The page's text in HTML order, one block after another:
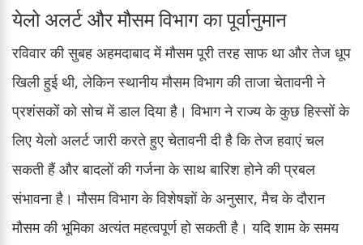
येलो अलर्ट और मौसम विभाग का पूर्वानुमान
रविवार की सुबह अहमदाबाद में मौसम पूरी तरह साफ था और तेज धूप
खिली हुई थी, लेकिन स्थानीय मौसम विभाग की ताजा चेतावनी ने
प्रशंसकों को सोच में डाल दिया है। विभाग ने राज्य के कुछ हिस्सों के
लिए येलो अलर्ट जारी करते हुए चेतावनी दी है कि तेज हवाएं चल
सकती हैं और बादलों की गर्जना के साथ बारिश होने की प्रबल
संभावना है। मौसम विभाग के विशेषज्ञों के अनुसार, मैच के दौरान
मौसम की भूमिका अत्यंत महत्वपूर्ण हो सकती है। यदि शाम के समय